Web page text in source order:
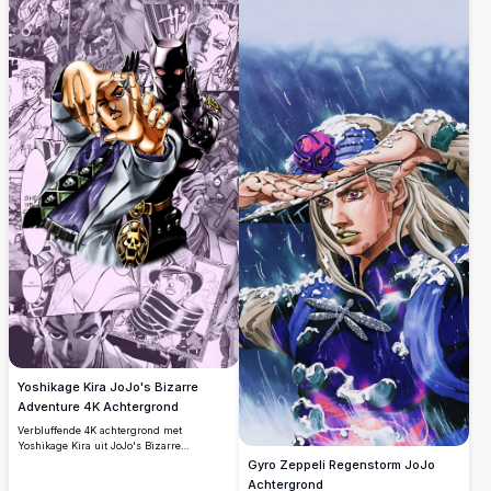
Yoshikage Kira JoJo's Bizarre
Adventure 4K Achtergrond
Verbluffende 4K achtergrond met
Yoshikage Kira uit JoJo's Bizarre
Gyro Zeppeli Regenstorm JoJo
Achtergrond